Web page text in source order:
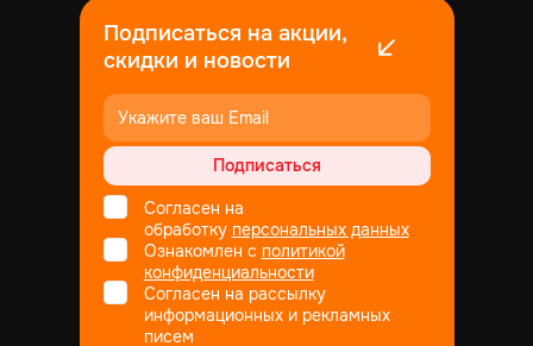
Подписаться на акции,
скидки и новости
Подписаться
Согласен на
обработку персональных данных
Ознакомлен с политикой
конфиденциальности
Согласен на рассылку
информационных и рекламных
писем